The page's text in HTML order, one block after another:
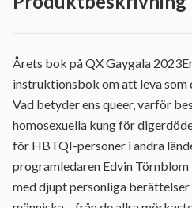
Årets bok på QX Gaygala
instruktionsbok om att leva som
Vad betyder ens queer, varför
homosexuella kung för
för HBTQI-personer i andra
programledaren Edvin
med djupt personliga berättelser